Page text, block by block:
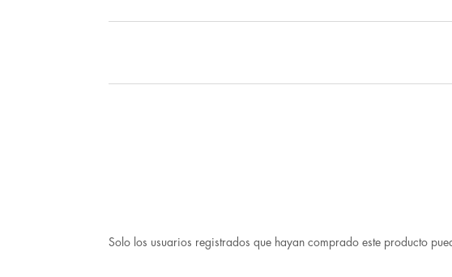
Solo los usuarios registrados que hayan comprado este producto